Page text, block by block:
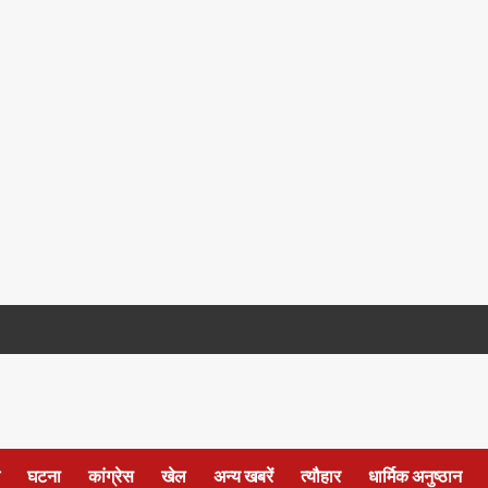
घटना कांग्रेस खेल अन्य खबरें त्यौहार धार्मिक अनुष्ठान